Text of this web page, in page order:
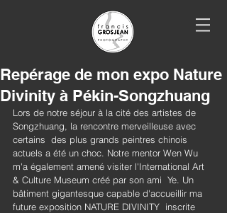
Repérage de mon expo Nature
Divinity à Pékin-Songzhuang
Lors de notre séjour à la cité des artistes de
Songzhuang, la rencontre merveilleuse avec
certains  des plus grands peintres chinois
actuels a été un choc. Notre mentor Wen Wu
m'a également amené visiter l'International Art
& Culture Museum créé par son ami  Ye. Un
bâtiment gigantesque capable d'accueillir ma
future exposition NATURE DIVINITY  inscrite